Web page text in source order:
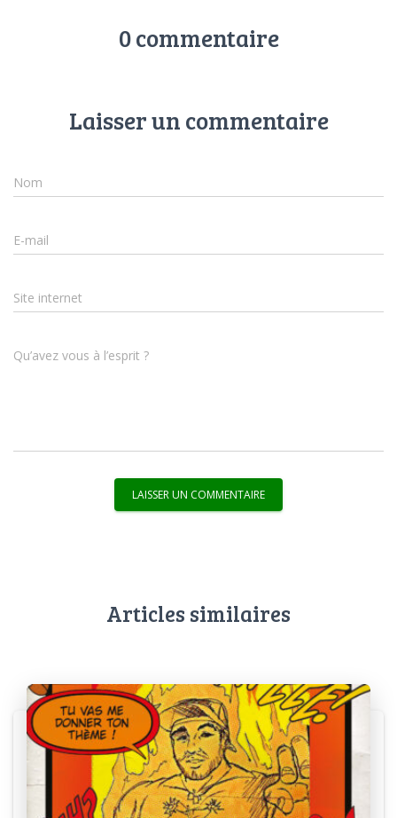
0 commentaire
Laisser un commentaire
Nom
E-mail
Site internet
Qu’avez vous à l’esprit ?
Articles similaires